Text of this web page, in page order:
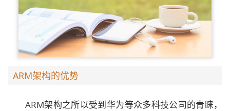
ARM架构的优势
ARM架构之所以受到华为等众多科技公司的青睐，